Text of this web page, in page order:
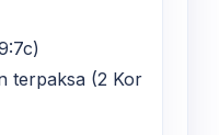
terpaksa (2 Kor